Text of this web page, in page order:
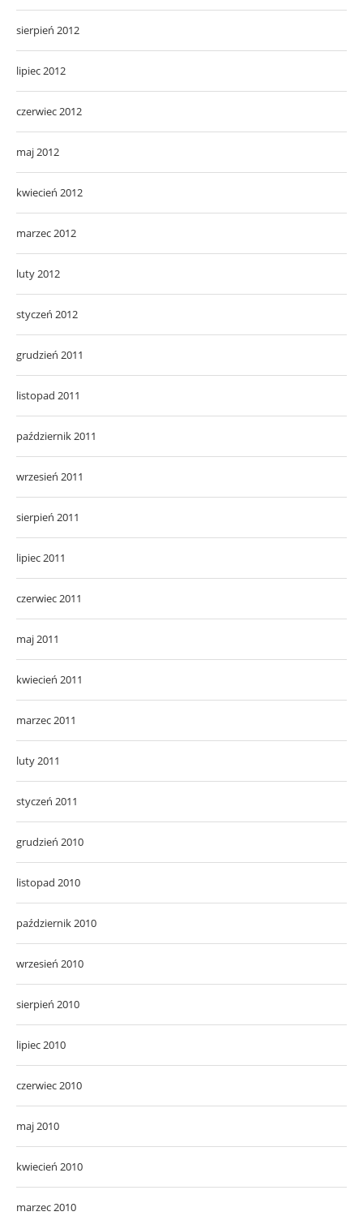
sierpień 2012
lipiec 2012
czerwiec 2012
maj 2012
kwiecień 2012
marzec 2012
luty 2012
styczeń 2012
grudzień 2011
listopad 2011
październik 2011
wrzesień 2011
sierpień 2011
lipiec 2011
czerwiec 2011
maj 2011
kwiecień 2011
marzec 2011
luty 2011
styczeń 2011
grudzień 2010
listopad 2010
październik 2010
wrzesień 2010
sierpień 2010
lipiec 2010
czerwiec 2010
maj 2010
kwiecień 2010
marzec 2010